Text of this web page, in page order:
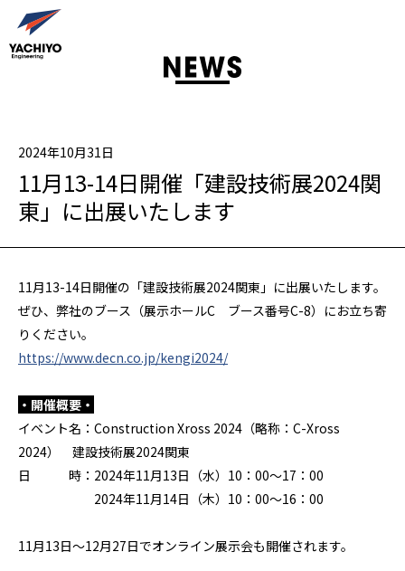
2024年10月31日
11月13-14日開催「建設技術展2024関
東」に出展いたします
11月13-14日開催の「建設技術展2024関東」に出展いたします。
ぜひ、弊社のブース（展示ホールC ブース番号C-8）にお立ち寄
りください。
https://www.decn.co.jp/kengi2024/
・開催概要・
イベント名： Construction Xross 2024 （略称： C-Xross
2024） 建設技術展2024関東
日 時： 2024年11月13日（水） 10 ： 00～17 ： 00
2024年11月14日（木） 10 ： 00～16 ： 00
11月13日～12月27日でオンライン展示会も開催されます。